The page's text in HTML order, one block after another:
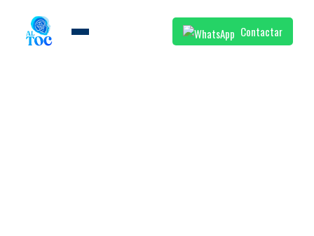
Contactar